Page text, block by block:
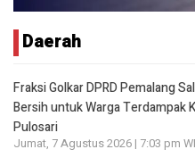
Daerah
Fraksi Golkar DPRD Pemalang
Bersih untuk Warga Terdampak
Pulosari
Jumat, 7 Agustus 2026 | 7:03 pm